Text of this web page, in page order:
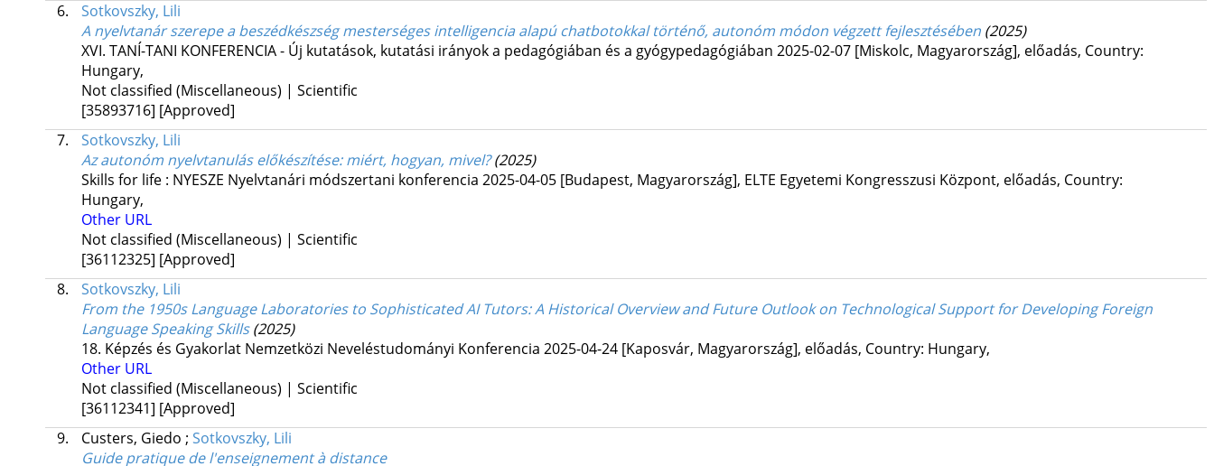
6.
Sotkovszky, Lili
A nyelvtanár szerepe a beszédkészség mesterséges intelligencia alapú chatbotokkal történő, autonóm módon végzett fejlesztésében (2025)
XVI. TANÍ-TANI KONFERENCIA - Új kutatások, kutatási irányok a pedagógiában és a gyógypedagógiában 2025-02-07 [Miskolc, Magyarország], előadás, Country:
Hungary,
Not classified (Miscellaneous) | Scientific
[35893716] [Approved]
7.
Sotkovszky, Lili
Az autonóm nyelvtanulás előkészítése: miért, hogyan, mivel? (2025)
Skills for life : NYESZE Nyelvtanári módszertani konferencia 2025-04-05 [Budapest, Magyarország], ELTE Egyetemi Kongresszusi Központ, előadás, Country:
Hungary,
Other URL
Not classified (Miscellaneous) | Scientific
[36112325] [Approved]
8.
Sotkovszky, Lili
From the 1950s Language Laboratories to Sophisticated AI Tutors: A Historical Overview and Future Outlook on Technological Support for Developing Foreign
Language Speaking Skills (2025)
18. Képzés és Gyakorlat Nemzetközi Neveléstudományi Konferencia 2025-04-24 [Kaposvár, Magyarország], előadás, Country: Hungary,
Other URL
Not classified (Miscellaneous) | Scientific
[36112341] [Approved]
9.
Custers, Giedo ; Sotkovszky, Lili
Guide pratique de l'enseignement à distance